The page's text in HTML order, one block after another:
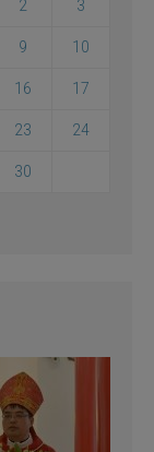
2 3
9 10
16 17
23 24
30